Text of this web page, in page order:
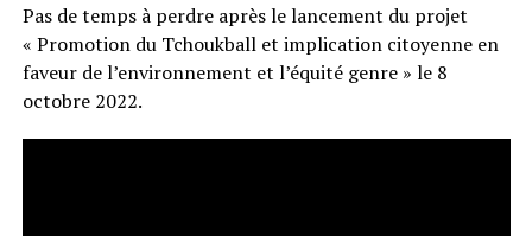
Pas de temps à perdre après le lancement du projet
« Promotion du Tchoukball et implication citoyenne en
faveur de l’environnement et l’équité genre » le 8
octobre 2022.